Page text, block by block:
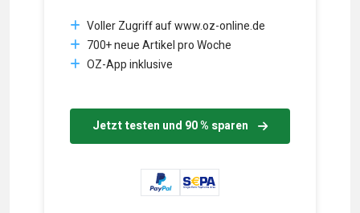
Voller Zugriff auf www.oz-online.de
700+ neue Artikel pro Woche
OZ-App inklusive
Jetzt testen und 90 % sparen